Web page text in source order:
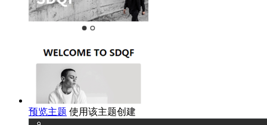
预览主题 使用该主题创建